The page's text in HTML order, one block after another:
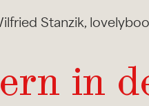
Stanzik,
in